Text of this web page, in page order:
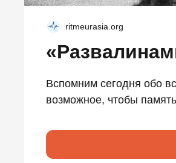
ritmeurasia.org
Вспомним сегодня обо
возможное, чтобы